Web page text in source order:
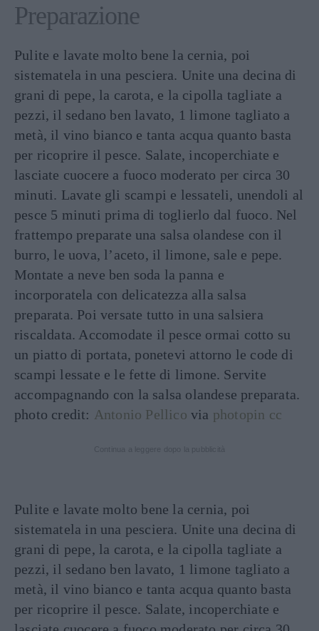
Preparazione
Pulite e lavate molto bene la cernia, poi
sistematela in una pesciera. Unite una decina di
grani di pepe, la carota, e la cipolla tagliate a
pezzi, il sedano ben lavato, 1 limone tagliato a
metà, il vino bianco e tanta acqua quanto basta
per ricoprire il pesce. Salate, incoperchiate e
lasciate cuocere a fuoco moderato per circa 30
minuti. Lavate gli scampi e lessateli, unendoli al
pesce 5 minuti prima di toglierlo dal fuoco. Nel
frattempo preparate una salsa olandese con il
burro, le uova, l’aceto, il limone, sale e pepe.
Montate a neve ben soda la panna e
incorporatela con delicatezza alla salsa
preparata. Poi versate tutto in una salsiera
riscaldata. Accomodate il pesce ormai cotto su
un piatto di portata, ponetevi attorno le code di
scampi lessate e le fette di limone. Servite
accompagnando con la salsa olandese preparata.
photo credit: Antonio Pellico via photopin cc
Pulite e lavate molto bene la cernia, poi
sistematela in una pesciera. Unite una decina di
grani di pepe, la carota, e la cipolla tagliate a
pezzi, il sedano ben lavato, 1 limone tagliato a
metà, il vino bianco e tanta acqua quanto basta
per ricoprire il pesce. Salate, incoperchiate e